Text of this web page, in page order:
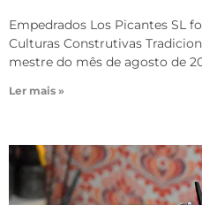
Empedrados Los Picantes SL
Culturas Construtivas
mestre do mês de agosto de
Ler mais »